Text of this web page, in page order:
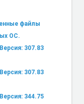
файлы
ОС.
307.83
307.83
344.75